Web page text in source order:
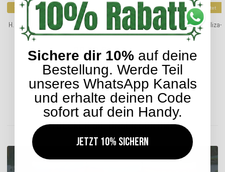
Top bewertet
H.O.C.K. Classic Uni Outdoor Sitzkissen CLOU 50x50x5cm in
verschiedenen Farben
30,99 €
Lieferzeit: ca. 2-4 Werktage
Top bewertet
H.O.C.K.
ENTDECKEN SIE UNSER SORTIMENT
Sichere dir 10% auf deine
Bestellung. Werde Teil
unseres WhatsApp Kanals
und erhalte deinen Code
sofort auf dein Handy.
Jetzt 10% sichern